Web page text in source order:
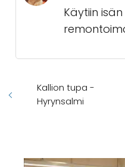
Käytiin
Kallion tupa -
Hyrynsalmi